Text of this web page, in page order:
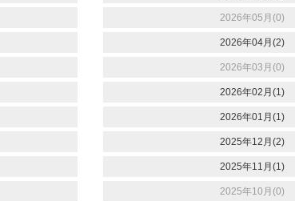
2026年05月(0)
2026年04月(2)
2026年03月(0)
2026年02月(1)
2026年01月(1)
2025年12月(2)
2025年11月(1)
2025年10月(0)